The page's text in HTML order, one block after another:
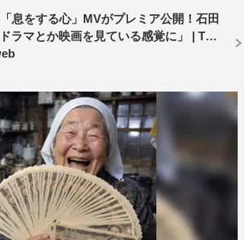
“もう一人の自分“をCGならではの演
第61回 輝く！日本レコード大賞」に
に輝いたFoorin「パプリカ」などを手
サーである辻本知彦が、三拍子のリズム
な雰囲気を意識した振付を担当した。
アニメ de 海ごみゼロプロジェクト」に
画「サンタ・カンパニー」の新作として
ーマに制作された「サンタ・カンパニ
クリスマス〜」とタイアップ。作品のエ
されている。
息をする心」MVがプレミア公開！石田
ラマとか映画を見ている感覚に」 | TV